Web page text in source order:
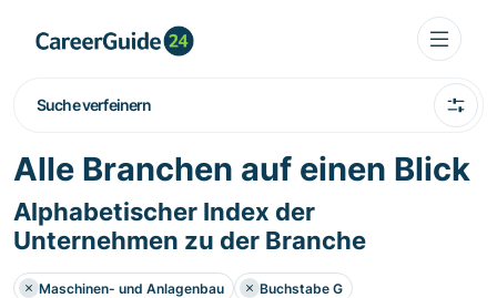
Suche verfeinern
Alle Branchen auf einen Blick
Alphabetischer Index der
Unternehmen zu der Branche
Maschinen- und Anlagenbau Buchstabe G